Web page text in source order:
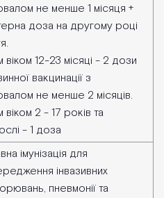
не менше 1 місяця +
доза на другому році
віком 12-23 місяці - 2 дози
вакцинації з
не менше 2 місяців.
віком 2 - 17 років та
- 1 доза
імунізація для
інвазивних
пневмонії та